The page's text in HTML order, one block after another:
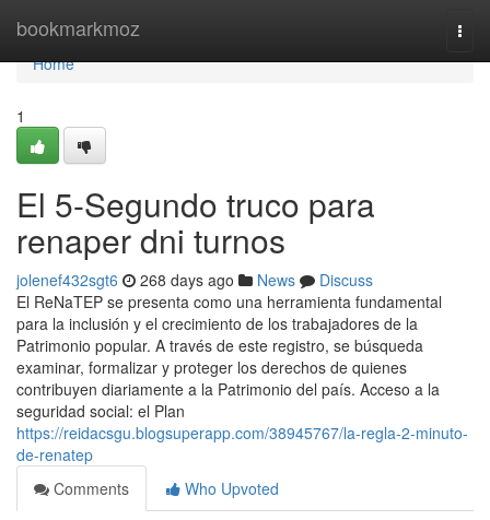
bookmarkmoz
Home
Home
1
El 5-Segundo truco para
renaper dni turnos
jolenef432sgt6 268 days ago News
Discuss
El⁣ ReNaTEP se presenta como ‍una ⁣herramienta fundamental
para la inclusión y el crecimiento de los trabajadores de la
Patrimonio popular. ⁣A través de este registro,⁣ se búsqueda
examinar, formalizar y proteger los derechos de quienes
contribuyen diariamente a la Patrimonio del país. Acceso a la
seguridad social: el Plan
https://reidacsgu.blogsuperapp.com/38945767/la-regla-2-minuto-
de-renatep
Comments
Who Upvoted